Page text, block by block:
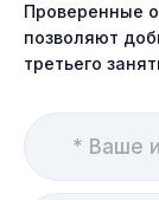
Проверенные
позволяют
третьего